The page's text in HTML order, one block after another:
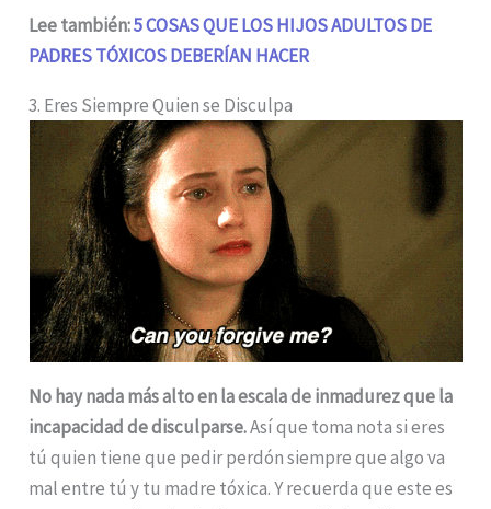
Lee también:5 COSAS QUE LOS HIJOS ADULTOS DE
PADRES TÓXICOS DEBERÍAN HACER
3. Eres Siempre Quien se Disculpa
No hay nada más alto en la escala de inmadurez que la
incapacidad de disculparse.Así que toma nota si eres
tú quien tiene que pedir perdón siempre que algo va
mal entre tú y tu madre tóxica. Y recuerda que este es